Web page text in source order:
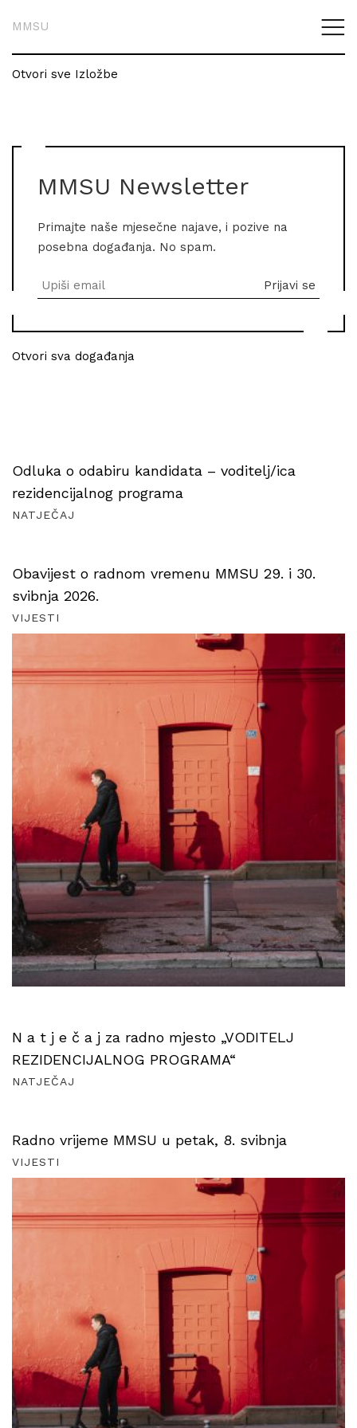
MMSU
Otvori sve Izložbe
MMSU Newsletter
Primajte naše mjesečne najave, i pozive na
posebna događanja. No spam.
Otvori sva događanja
Odluka o odabiru kandidata – voditelj/ica
rezidencijalnog programa
NATJEČAJ
Obavijest o radnom vremenu MMSU 29. i 30.
svibnja 2026.
VIJESTI
N a t j e č a j za radno mjesto „VODITELJ
REZIDENCIJALNOG PROGRAMA“
NATJEČAJ
Radno vrijeme MMSU u petak, 8. svibnja
VIJESTI